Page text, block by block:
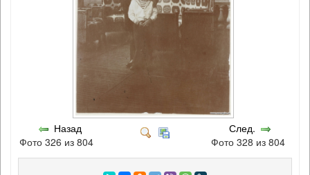
Назад
Фото 326 из 804
След.
Фото 328 из 804